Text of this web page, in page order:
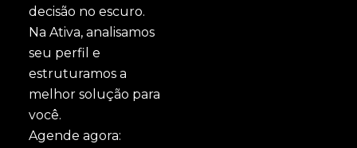
decisão no escuro.
Na Ativa, analisamos
seu perfil e
estruturamos a
melhor solução para
você.
Agende agora: